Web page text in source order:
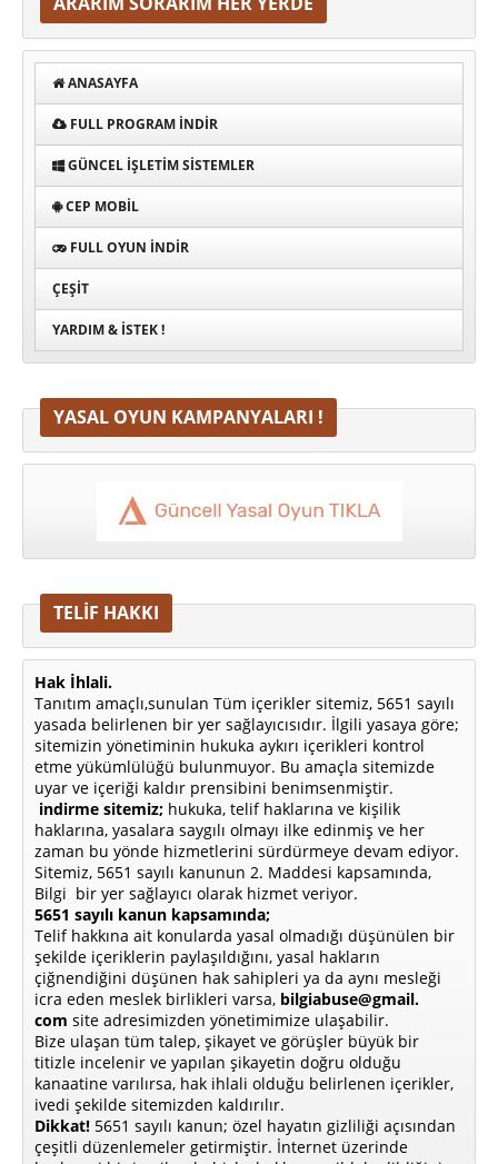
ANASAYFA
FULL PROGRAM INDIR
GÜNCEL İŞLETIM SISTEMLER
CEP MOBIL
FULL OYUN İNDIR
ÇEŞIT
YARDIM & İSTEK !
YASAL OYUN KAMPANYALARI !
TELİF HAKKI
Hak İhlali.
Tanıtım amaçlı,sunulan Tüm içerikler sitemiz, 5651 sayılı
yasada belirlenen bir yer sağlayıcısıdır. İlgili yasaya göre;
sitemizin yönetiminin hukuka aykırı içerikleri kontrol
etme yükümlülüğü bulunmuyor. Bu amaçla sitemizde
uyar ve içeriği kaldır prensibini benimsenmiştir.
indirme sitemiz; hukuka, telif haklarına ve kişilik
haklarına, yasalara saygılı olmayı ilke edinmiş ve her
zaman bu yönde hizmetlerini sürdürmeye devam ediyor.
Sitemiz, 5651 sayılı kanunun 2. Maddesi kapsamında,
Bilgi bir yer sağlayıcı olarak hizmet veriyor.
5651 sayılı kanun kapsamında;
Telif hakkına ait konularda yasal olmadığı düşünülen bir
şekilde içeriklerin paylaşıldığını, yasal hakların
çiğnendiğini düşünen hak sahipleri ya da aynı mesleği
icra eden meslek birlikleri varsa, bilgiabuse@gmail.
com site adresimizden yönetimimize ulaşabilir.
Bize ulaşan tüm talep, şikayet ve görüşler büyük bir
titizle incelenir ve yapılan şikayetin doğru olduğu
kanaatine varılırsa, hak ihlali olduğu belirlenen içerikler,
ivedi şekilde sitemizden kaldırılır.
Dikkat! 5651 sayılı kanun; özel hayatın gizliliği açısından
çeşitli düzenlemeler getirmiştir. İnternet üzerinde